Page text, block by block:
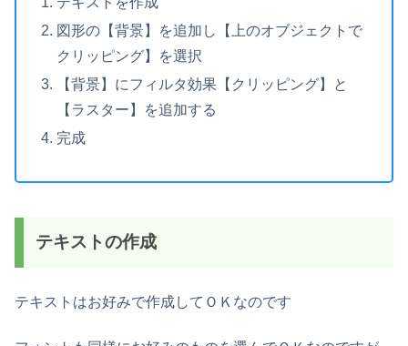
図形の【背景】を追加し【上のオブジェクトで
クリッピング】を選択
【背景】にフィルタ効果【クリッピング】と
【ラスター】を追加する
完成
テキストの作成
テキストはお好みで作成してＯＫなのです